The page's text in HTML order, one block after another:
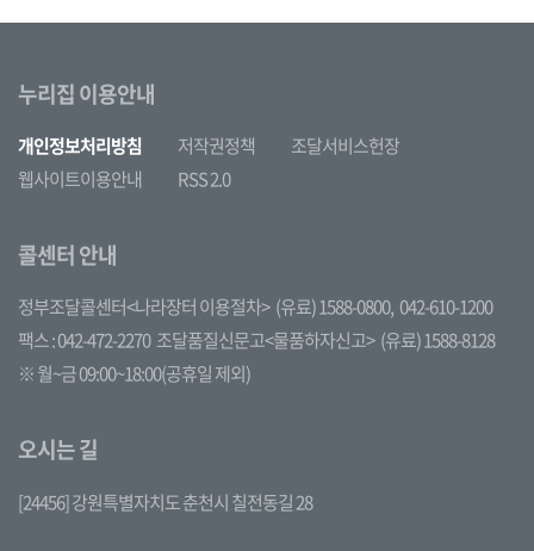
누리집 이용안내
개인정보처리방침 저작권정책
조달서비스헌장
웹사이트이용안내
RSS 2.0
콜센터 안내
정부조달콜센터<나라장터 이용절차> (유료) 1588-0800, 042-610-1200
팩스 : 042-472-2270 조달품질신문고<물품하자신고> (유료) 1588-8128
※ 월~금 09:00~18:00(공휴일 제외)
오시는 길
[24456] 강원특별자치도 춘천시 칠전동길 28